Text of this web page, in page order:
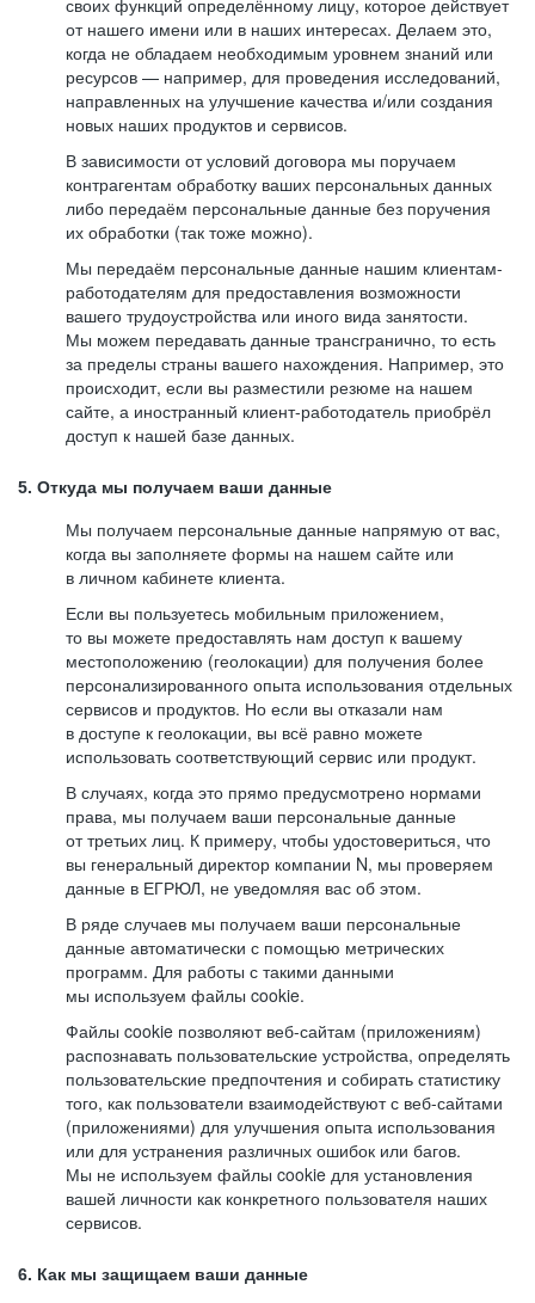
своих функций определённому лицу, которое действует
от нашего имени или в наших интересах. Делаем это,
когда не обладаем необходимым уровнем знаний или
ресурсов — например, для проведения исследований,
направленных на улучшение качества и/или создания
новых наших продуктов и сервисов.
В зависимости от условий договора мы поручаем
контрагентам обработку ваших персональных данных
либо передаём персональные данные без поручения
их обработки (так тоже можно).
Мы передаём персональные данные нашим клиентам-
работодателям для предоставления возможности
вашего трудоустройства или иного вида занятости.
Мы можем передавать данные трансгранично, то есть
за пределы страны вашего нахождения. Например, это
происходит, если вы разместили резюме на нашем
сайте, а иностранный клиент-работодатель приобрёл
доступ к нашей базе данных.
5. Откуда мы получаем ваши данные
Мы получаем персональные данные напрямую от вас,
когда вы заполняете формы на нашем сайте или
в личном кабинете клиента.
Если вы пользуетесь мобильным приложением,
то вы можете предоставлять нам доступ к вашему
местоположению (геолокации) для получения более
персонализированного опыта использования отдельных
сервисов и продуктов. Но если вы отказали нам
в доступе к геолокации, вы всё равно можете
использовать соответствующий сервис или продукт.
В случаях, когда это прямо предусмотрено нормами
права, мы получаем ваши персональные данные
от третьих лиц. К примеру, чтобы удостовериться, что
вы генеральный директор компании N, мы проверяем
данные в ЕГРЮЛ, не уведомляя вас об этом.
В ряде случаев мы получаем ваши персональные
данные автоматически с помощью метрических
программ. Для работы с такими данными
мы используем файлы cookie.
Файлы cookie позволяют веб-сайтам (приложениям)
распознавать пользовательские устройства, определять
пользовательские предпочтения и собирать статистику
того, как пользователи взаимодействуют с веб-сайтами
(приложениями) для улучшения опыта использования
или для устранения различных ошибок или багов.
Мы не используем файлы cookie для установления
вашей личности как конкретного пользователя наших
сервисов.
6. Как мы защищаем ваши данные